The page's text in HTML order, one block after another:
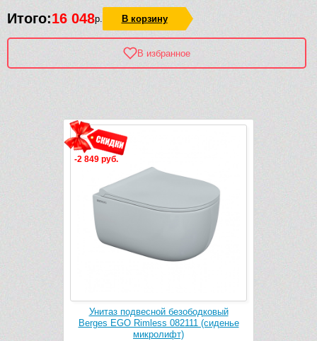
Итого:16 048р. В корзину
В избранное
-2 849 руб.
Унитаз подвесной безободковый
Berges FLOE S Rimless 082134
(сиденье микролифт)